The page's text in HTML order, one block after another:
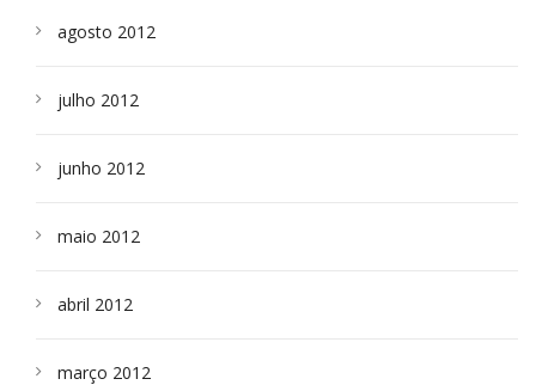
agosto 2012
julho 2012
junho 2012
maio 2012
abril 2012
março 2012